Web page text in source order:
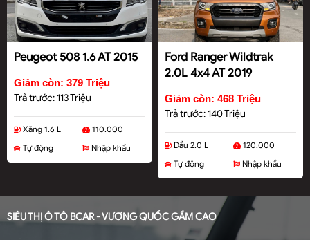
Peugeot 508 1.6 AT 2015
Giảm còn: 379 Triệu
Trả trước: 113 Triệu
Xăng 1.6 L
110.000
Tự động
Nhập khẩu
Ford Ranger Wildtrak
2.0L 4x4 AT 2019
Giảm còn: 468 Triệu
Trả trước: 140 Triệu
Dầu 2.0 L
120.000
Tự động
Nhập khẩu
SIÊU THỊ Ô TÔ BCAR - VƯƠNG QUỐC GẦM CAO